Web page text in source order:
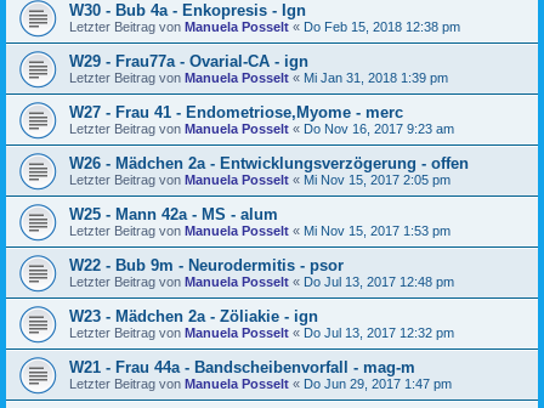
W30 - Bub 4a - Enkopresis - Ign
Letzter Beitrag von Manuela Posselt « Do Feb 15, 2018 12:38 pm
W29 - Frau77a - Ovarial-CA - ign
Letzter Beitrag von Manuela Posselt « Mi Jan 31, 2018 1:39 pm
W27 - Frau 41 - Endometriose,Myome - merc
Letzter Beitrag von Manuela Posselt « Do Nov 16, 2017 9:23 am
W26 - Mädchen 2a - Entwicklungsverzögerung - offen
Letzter Beitrag von Manuela Posselt « Mi Nov 15, 2017 2:05 pm
W25 - Mann 42a - MS - alum
Letzter Beitrag von Manuela Posselt « Mi Nov 15, 2017 1:53 pm
W22 - Bub 9m - Neurodermitis - psor
Letzter Beitrag von Manuela Posselt « Do Jul 13, 2017 12:48 pm
W23 - Mädchen 2a - Zöliakie - ign
Letzter Beitrag von Manuela Posselt « Do Jul 13, 2017 12:32 pm
W21 - Frau 44a - Bandscheibenvorfall - mag-m
Letzter Beitrag von Manuela Posselt « Do Jun 29, 2017 1:47 pm